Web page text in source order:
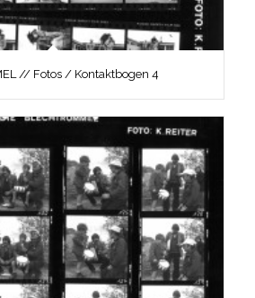
// Fotos / Kontaktbogen 4